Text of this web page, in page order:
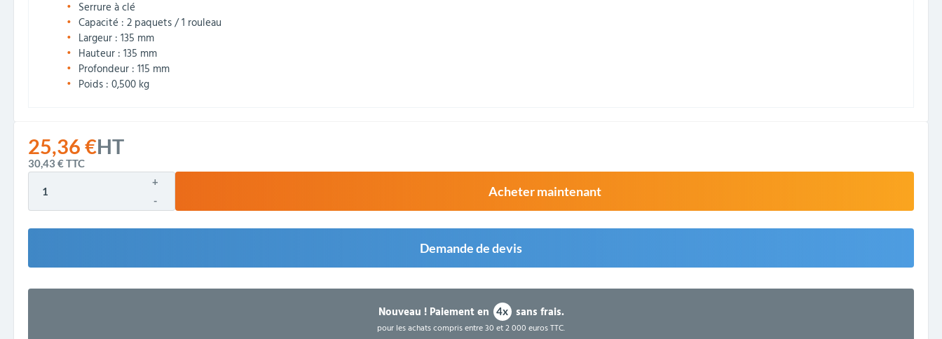
25,36 €HT
30,43 €TTC
+
-
Acheter maintenant
Demande de devis
Nouveau !Paiement en 4x sans frais.
pour les achats compris entre 30 et 2 000 euros TTC.
Serrure à clé
Capacité : 2 paquets / 1 rouleau
Largeur : 135 mm
Hauteur : 135 mm
Profondeur : 115 mm
Poids : 0,500 kg